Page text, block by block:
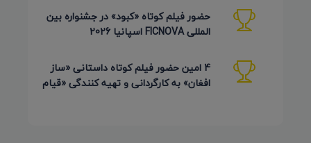
حضور فیلم کوتاه «کبود» در جشنواره بین
المللی FICNOVA اسپانیا 2026
4 امین حضور فیلم کوتاه داستانی «ساز
افغان» به کارگردانی و تهیه کنندگی «قیام